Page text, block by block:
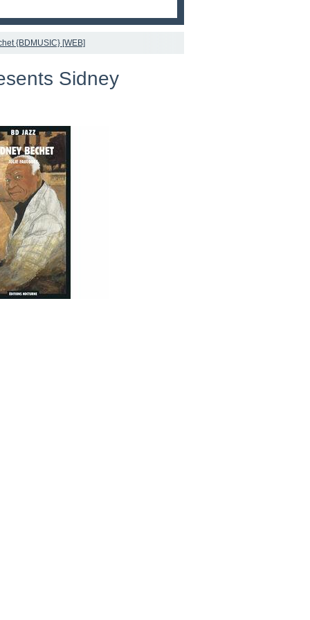
{BDMUSIC} [WEB]
Sidney